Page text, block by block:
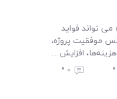
تواند فواید
موفقیت پروژه،
افزایش…
0